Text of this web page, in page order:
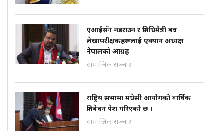
एआईसँग नडराउन र प्रविधिमैत्री बन्न
लेखापरीक्षकहरूलाई एक्यान अध्यक्ष
नेपालको आग्रह
सामाजिक सञ्चार
राष्ट्रिय सभामा मधेसी आयोगको वार्षिक
प्रतिवेदन पेश गरिएको छ ।
सामाजिक सञ्चार